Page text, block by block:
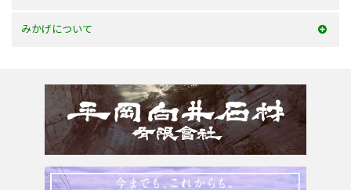
150万以内
兵庫県
奈良県
和歌山県
お墓を建てる
墓じまい・改葬
追加文字彫刻
みかげについて
会社案内
よくあるご質問
お問合せ